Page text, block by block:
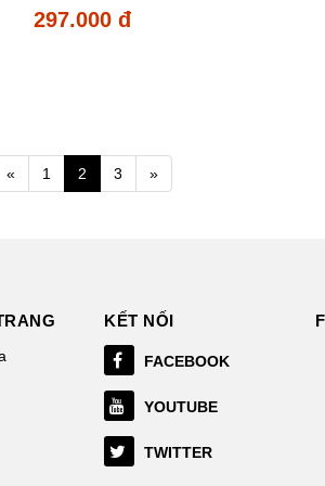
297.000 đ
« 1 2 3 »
KẾT NỐI
FACEBOOK
YOUTUBE
TWITTER